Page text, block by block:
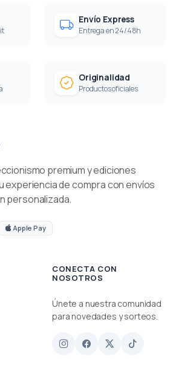
Envío Express
Entrega en 24/48h
Originalidad
Productos oficiales
premium y ediciones
experiencia de compra con envíos
personalizada.
Apple Pay
CONECTA CON
NOSOTROS
Únete a nuestra comunidad
para novedades y sorteos.